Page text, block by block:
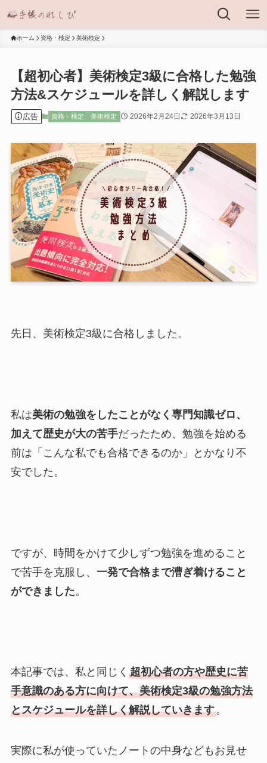
ホーム 資格・検定 美術検定
【超初心者】美術検定3級に合格した勉強
方法&スケジュールを詳しく解説します
広告 資格・検定 美術検定 2026年2月24日 2026年3月13日
先日、美術検定3級に合格しました。
私は美術の勉強をしたことがなく専門知識ゼロ、
加えて歴史が大の苦手だったため、勉強を始める
前は「こんな私でも合格できるのか」とかなり不
安でした。
ですが、時間をかけて少しずつ勉強を進めること
で苦手を克服し、 一発で合格まで漕ぎ着けること
ができました。
本記事では、私と同じく 超初心者の方や歴史に苦
手意識のある方に向けて、美術検定3級の勉強方法
とスケジュールを詳しく解説していきます。
実際に私が使っていたノートの中身などもお見せ